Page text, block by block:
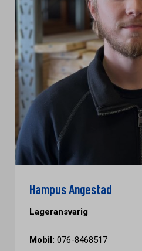
Hampus Angestad
Lageransvarig
Mobil: 076-8468517